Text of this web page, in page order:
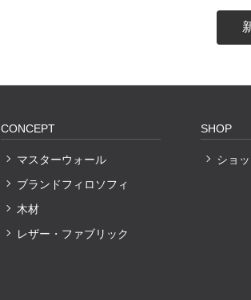
CONCEPT
マスターウォール
ブランドフィロソフィ
木材
レザー・ファブリック
SHOP
ショ